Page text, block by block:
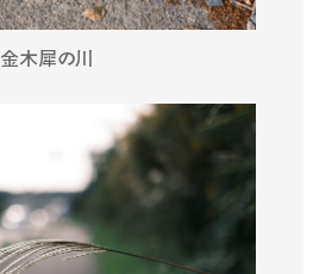
金木犀の川